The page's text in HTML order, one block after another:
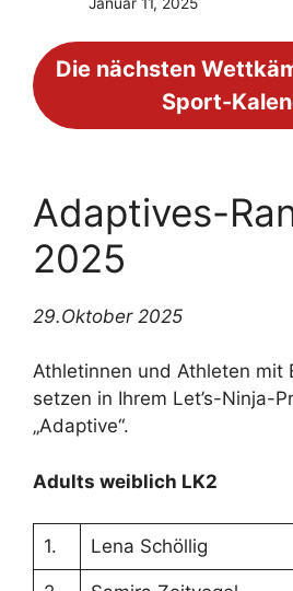
Die nächsten
Sport-
Adaptives-
2025
29.Oktober 2025
Athletinnen und Athleten mit
setzen in Ihrem Let’s-Ninja-
„Adaptive“.
Adults weiblich LK2
1. Lena Schöllig